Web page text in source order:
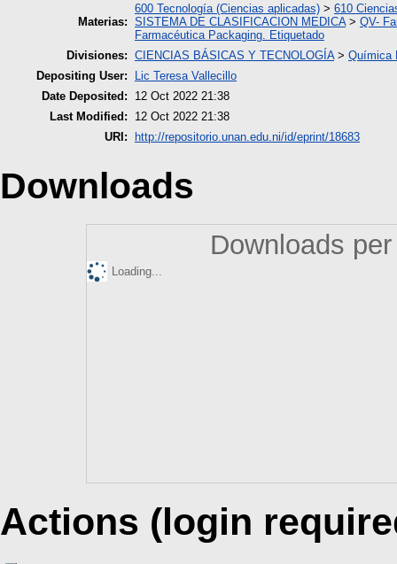
Materias:
600 Tecnología (Ciencias aplicadas) > 610
SISTEMA DE CLASIFICACION MEDICA> QV-
Farmacéutica Packaging. Etiquetado
Divisiones: CIENCIAS BÁSICAS Y TECNOLOGÍA> Química
Depositing User:
Lic Teresa Vallecillo
Date Deposited:
12 Oct 2022 21:38
Last Modified:
12 Oct 2022 21:38
URI:
http://repositorio.unan.edu.ni/id/eprint/18683
Downloads
Downloads
Loading...
Actions (login